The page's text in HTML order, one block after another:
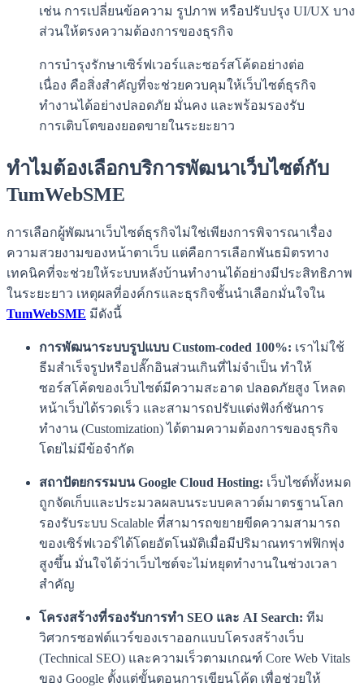
เช่น การเปลี่ยนข้อความ รูปภาพ หรือปรับปรุง UI/UX บาง
ส่วนให้ตรงความต้องการของธุรกิจ
การบำรุงรักษาเซิร์ฟเวอร์และซอร์สโค้ดอย่างต่อ
เนื่อง คือสิ่งสำคัญที่จะช่วยควบคุมให้เว็บไซต์ธุรกิจ
ทำงานได้อย่างปลอดภัย มั่นคง และพร้อมรองรับ
การเติบโตของยอดขายในระยะยาว
ทำไมต้องเลือกบริการพัฒนาเว็บไซต์กับ
TumWebSME
การเลือกผู้พัฒนาเว็บไซต์ธุรกิจไม่ใช่เพียงการพิจารณาเรื่อง
ความสวยงามของหน้าตาเว็บ แต่คือการเลือกพันธมิตรทาง
เทคนิคที่จะช่วยให้ระบบหลังบ้านทำงานได้อย่างมีประสิทธิภาพ
ในระยะยาว เหตุผลที่องค์กรและธุรกิจชั้นนำเลือกมั่นใจใน
TumWebSME มีดังนี้
การพัฒนาระบบรูปแบบ Custom-coded 100%: เราไม่ใช้
ธีมสำเร็จรูปหรือปลั๊กอินส่วนเกินที่ไม่จำเป็น ทำให้
ซอร์สโค้ดของเว็บไซต์มีความสะอาด ปลอดภัยสูง โหลด
หน้าเว็บได้รวดเร็ว และสามารถปรับแต่งฟังก์ชันการ
ทำงาน (Customization) ได้ตามความต้องการของธุรกิจ
โดยไม่มีข้อจำกัด
สถาปัตยกรรมบน Google Cloud Hosting: เว็บไซต์ทั้งหมด
ถูกจัดเก็บและประมวลผลบนระบบคลาวด์มาตรฐานโลก
รองรับระบบ Scalable ที่สามารถขยายขีดความสามารถ
ของเซิร์ฟเวอร์ได้โดยอัตโนมัติเมื่อมีปริมาณทราฟฟิกพุ่ง
สูงขึ้น มั่นใจได้ว่าเว็บไซต์จะไม่หยุดทำงานในช่วงเวลา
สำคัญ
โครงสร้างที่รองรับการทำ SEO และ AI Search: ทีม
วิศวกรซอฟต์แวร์ของเราออกแบบโครงสร้างเว็บ
(Technical SEO) และความเร็วตามเกณฑ์ Core Web Vitals
ของ Google ตั้งแต่ขั้นตอนการเขียนโค้ด เพื่อช่วยให้